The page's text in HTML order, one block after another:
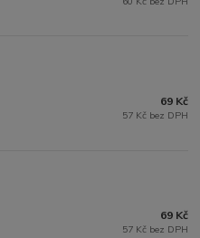
69 Kč
57 Kč bez DPH
69 Kč
57 Kč bez DPH